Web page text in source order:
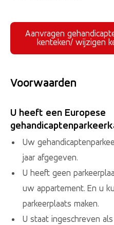
Aanvragen
kenteken/ wijzigen
Voorwaarden
U heeft een Europese
Uw
jaar afgegeven.
U heeft geen
uw appartement. En u
parkeerplaats maken.
U staat ingeschreven